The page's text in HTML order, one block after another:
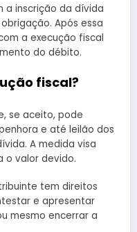
a inscrição da dívida
Após essa
a execução fiscal
do débito.
fiscal?
se aceito, pode
e até leilão dos
A medida visa
o valor devido.
tem direitos
e apresentar
mesmo encerrar a